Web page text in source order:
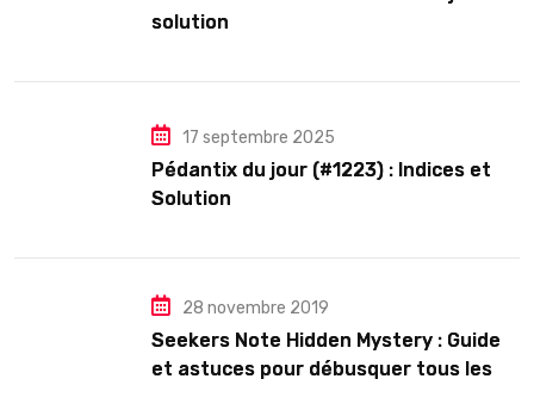
solution
17 septembre 2025
Pédantix du jour (#1223) : Indices et
Solution
28 novembre 2019
Seekers Note Hidden Mystery : Guide
et astuces pour débusquer tous les